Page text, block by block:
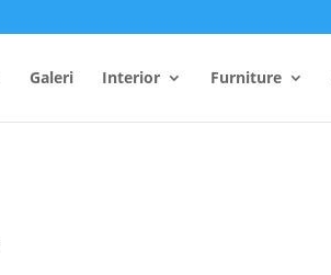
Galeri Interior Furniture